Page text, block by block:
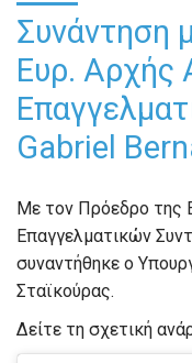
Συνάντηση
Ευρ. Αρχής
Gabriel
Με τον Πρόεδρο της
Επαγγελματικών
συναντήθηκε ο
Σταϊκούρας.
Δείτε τη σχετική